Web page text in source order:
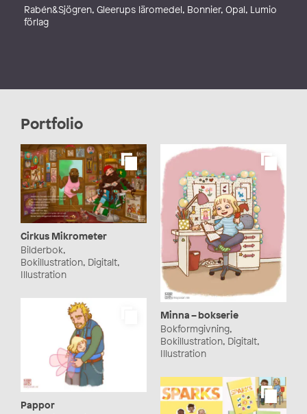
Rabén&Sjögren, Gleerups läromedel, Bonnier, Opal, Lumio
förlag
Portfolio
Cirkus Mikrometer
Bilderbok,
Bokillustration, Digitalt,
Illustration
Minna – bokserie
Bokformgivning,
Bokillustration, Digitalt,
Illustration
Pappor